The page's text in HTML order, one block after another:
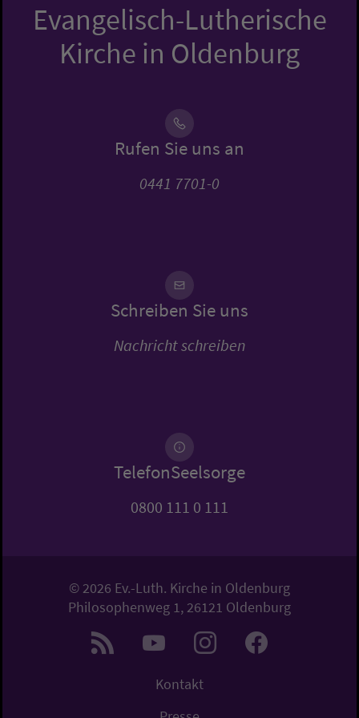
Evangelisch-Lutherische
Kirche in Oldenburg
Rufen Sie uns an
0441 7701-0
Schreiben Sie uns
Nachricht schreiben
TelefonSeelsorge
0800 111 0 111
© 2026 Ev.-Luth. Kirche in Oldenburg
Philosophenweg 1, 26121 Oldenburg
Kontakt